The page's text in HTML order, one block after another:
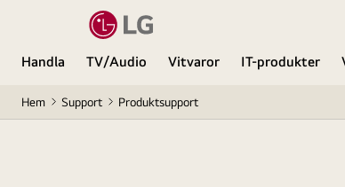
Handla TV/Audio Vitvaror IT-produkter
Hem Support Produktsupport